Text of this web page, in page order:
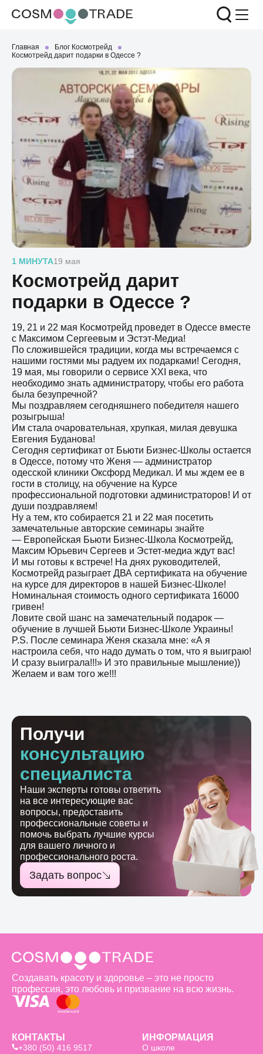
Главная
Блог Космотрейд
Космотрейд дарит подарки в Одессе ?
1 МИНУТА19 мая
Космотрейд дарит
подарки в Одессе ?
19, 21 и 22 мая Космотрейд проведет в Одессе вместе
с Максимом Сергеевым и Эстэт-Медиа!
По сложившейся традиции, когда мы встречаемся с
нашими гостями мы радуем их подарками! Сегодня,
19 мая, мы говорили о сервисе XXI века, что
необходимо знать администратору, чтобы его работа
была безупречной?
Мы поздравляем сегодняшнего победителя нашего
розыгрыша!
Им стала очаровательная, хрупкая, милая девушка
Евгения Буданова!
Сегодня сертификат от Бьюти Бизнес-Школы остается
в Одессе, потому что Женя — администратор
одесской клиники Оксфорд Медикал. И мы ждем ее в
гости в столицу, на обучение на Курсе
профессиональной подготовки администраторов! И от
души поздравляем!
Ну а тем, кто собирается 21 и 22 мая посетить
замечательные авторские семинары знайте
— Европейская Бьюти Бизнес-Школа Космотрейд,
Максим Юрьевич Сергеев и Эстет-медиа ждут вас!
И мы готовы к встрече! На днях руководителей,
Космотрейд разыграет ДВА сертификата на обучение
на курсе для директоров в нашей Бизнес-Школе!
Номинальная стоимость одного сертификата 16000
гривен!
Ловите свой шанс на замечательный подарок —
обучение в лучшей Бьюти Бизнес-Школе Украины!
P.S. После семинара Женя сказала мне: «А я
настроила себя, что надо думать о том, что я выиграю!
И сразу выиграла!!!» И это правильные мышление))
Желаем и вам того же!!!
Получи
консультацию
специалиста
Наши эксперты готовы ответить
на все интересующие вас
вопросы, предоставить
профессиональные советы и
помочь выбрать лучшие курсы
для вашего личного и
профессионального роста.
Задать вопрос
Создавать красоту и здоровье – это не просто
профессия, это любовь и призвание на всю жизнь.
КОНТАКТЫ
+380 (50) 416 9517
ИНФОРМАЦИЯ
О школе